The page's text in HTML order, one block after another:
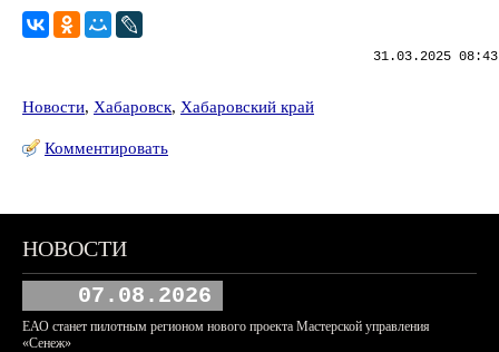
31.03.2025
Новости, Хабаровск, Хабаровский край
Комментировать
НОВОСТИ
07.08.2026
ЕАО станет пилотным регионом нового проекта Мастерской управления
«Сенеж»